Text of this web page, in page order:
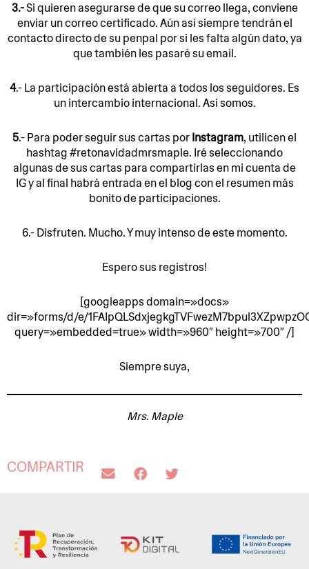
3.-Si quieren asegurarse de que su correo llega, conviene
enviar un correo certificado. Aún así siempre tendrán el
contacto directo de su penpal por si les falta algún dato, ya
que también les pasaré su email.
4.- La participación está abierta a todos los seguidores. Es
un intercambio internacional. Así somos.
5.- Para poder seguir sus cartas porInstagram, utilicen el
hashtag #retonavidadmrsmaple. Iré seleccionando
algunas de sus cartas para compartirlas en mi cuenta de
IG y al final habrá entrada en el blog con el resumen más
bonito de participaciones.
6.- Disfruten. Mucho. Y muy intenso de este momento.
Espero sus registros!
[googleapps domain=»docs»
dir=»forms/d/e/
query=»embedded=true» width=»960″ height=»700″ /]
Siempre suya,
Mrs. Maple
COMPARTIR